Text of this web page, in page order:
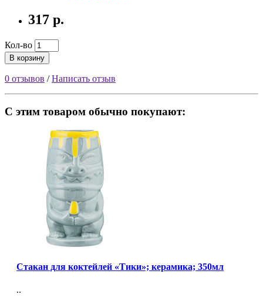
317 р.
Кол-во
В корзину
0 отзывов /Написать отзыв
С этим товаром обычно покупают:
Стакан для коктейлей «Тики»; керамика; 350мл
..